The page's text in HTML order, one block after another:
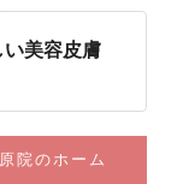
い美容皮膚
院のホーム